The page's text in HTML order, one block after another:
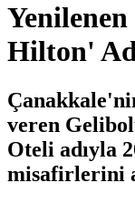
Hilton'
veren
Oteli adıyla
misafirlerini